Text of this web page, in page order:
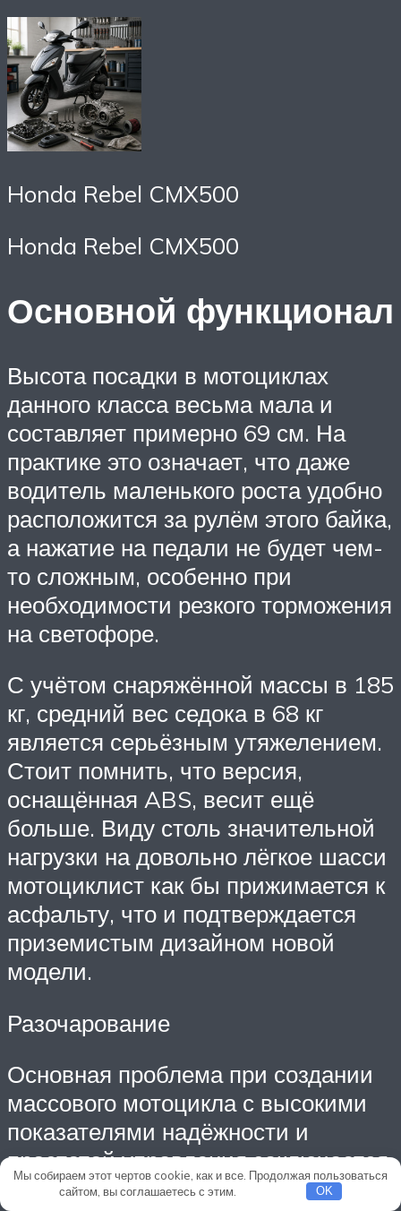
Honda Rebel CMX500
Honda Rebel CMX500
Основной функционал
Высота посадки в мотоциклах
данного класса весьма мала и
составляет примерно 69 см. На
практике это означает, что даже
водитель маленького роста удобно
расположится за рулём этого байка,
а нажатие на педали не будет чем-
то сложным, особенно при
необходимости резкого торможения
на светофоре.
С учётом снаряжённой массы в 185
кг, средний вес седока в 68 кг
является серьёзным утяжелением.
Стоит помнить, что версия,
оснащённая ABS, весит ещё
больше. Виду столь значительной
нагрузки на довольно лёгкое шасси
мотоциклист как бы прижимается к
асфальту, что и подтверждается
приземистым дизайном новой
модели.
Разочарование
Основная проблема при создании
массового мотоцикла с высокими
показателями надёжности и
простотой управления заключается
в том, что для более опытных
Мы собираем этот чертов cookie, как и все. Продолжая пользоваться
сайтом, вы соглашаетесь с этим.
OK